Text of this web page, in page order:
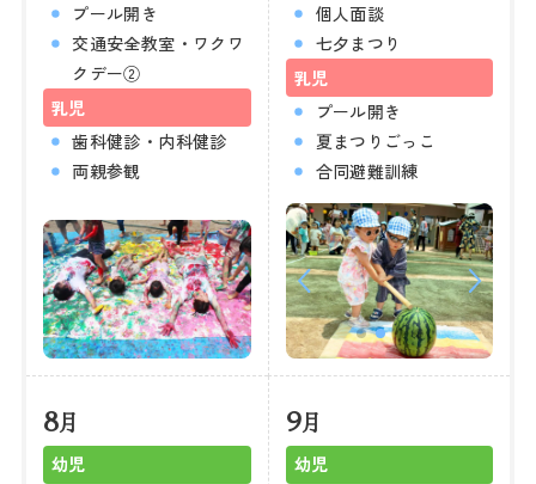
プール開き
交通安全教室・ワクワ
クデー②
乳児
歯科健診・内科健診
両親参観
個人面談
七夕まつり
乳児
プール開き
夏まつりごっこ
合同避難訓練
8月
幼児
9月
幼児